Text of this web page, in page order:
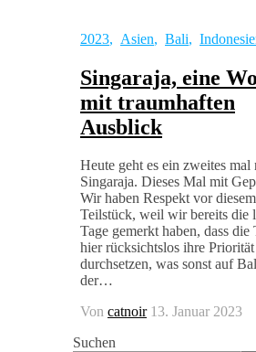
2023, Asien, Bali,
Singaraja, eine
mit traumhaften
Ausblick
Heute geht es ein zweites mal
Singaraja. Dieses Mal mit
Wir haben Respekt vor diesem
Teilstück, weil wir bereits die
Tage gemerkt haben, dass die
hier rücksichtslos ihre Priorität
durchsetzen, was sonst auf
der…
Von catnoir 13. Januar 2023
Suchen